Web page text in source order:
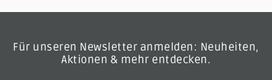
Für unseren Newsletter anmelden: Neuheiten,
Aktionen & mehr entdecken.